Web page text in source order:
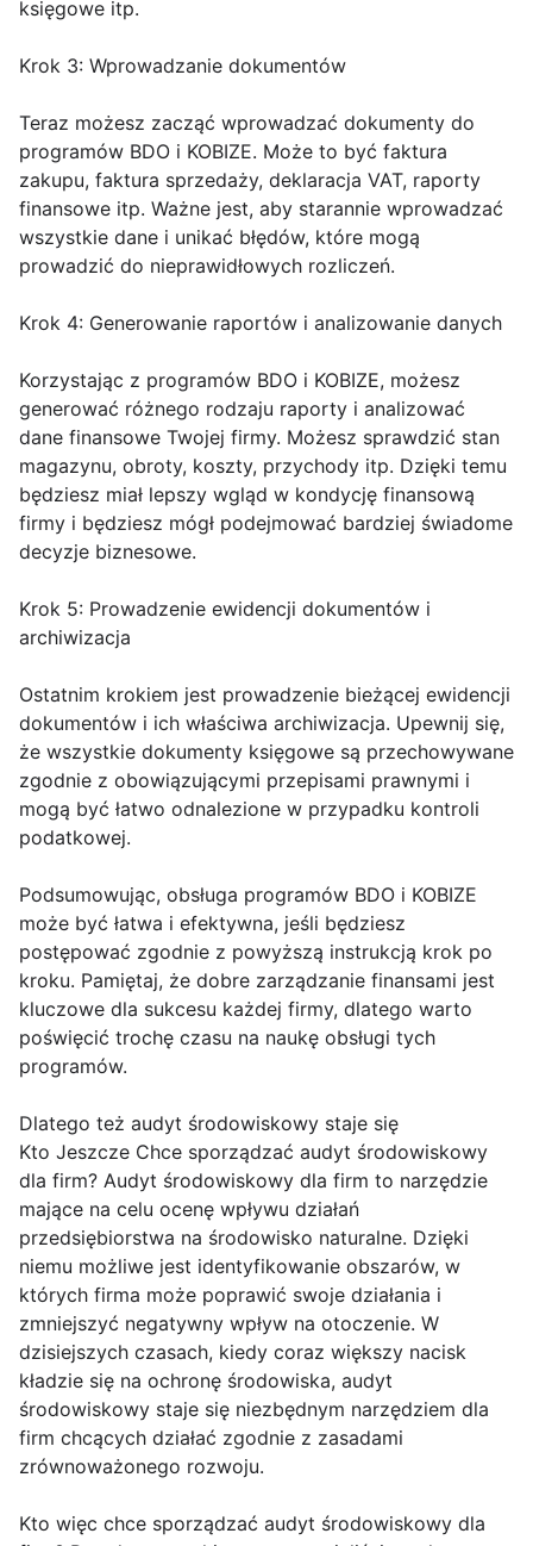
księgowe itp.
Krok 3: Wprowadzanie dokumentów
Teraz możesz zacząć wprowadzać dokumenty do
programów BDO i KOBIZE. Może to być faktura
zakupu, faktura sprzedaży, deklaracja VAT, raporty
finansowe itp. Ważne jest, aby starannie wprowadzać
wszystkie dane i unikać błędów, które mogą
prowadzić do nieprawidłowych rozliczeń.
Krok 4: Generowanie raportów i analizowanie danych
Korzystając z programów BDO i KOBIZE, możesz
generować różnego rodzaju raporty i analizować
dane finansowe Twojej firmy. Możesz sprawdzić stan
magazynu, obroty, koszty, przychody itp. Dzięki temu
będziesz miał lepszy wgląd w kondycję finansową
firmy i będziesz mógł podejmować bardziej świadome
decyzje biznesowe.
Krok 5: Prowadzenie ewidencji dokumentów i
archiwizacja
Ostatnim krokiem jest prowadzenie bieżącej ewidencji
dokumentów i ich właściwa archiwizacja. Upewnij się,
że wszystkie dokumenty księgowe są przechowywane
zgodnie z obowiązującymi przepisami prawnymi i
mogą być łatwo odnalezione w przypadku kontroli
podatkowej.
Podsumowując, obsługa programów BDO i KOBIZE
może być łatwa i efektywna, jeśli będziesz
postępować zgodnie z powyższą instrukcją krok po
kroku. Pamiętaj, że dobre zarządzanie finansami jest
kluczowe dla sukcesu każdej firmy, dlatego warto
poświęcić trochę czasu na naukę obsługi tych
programów.
Dlatego też audyt środowiskowy staje się
Kto Jeszcze Chce sporządzać audyt środowiskowy
dla firm? Audyt środowiskowy dla firm to narzędzie
mające na celu ocenę wpływu działań
przedsiębiorstwa na środowisko naturalne. Dzięki
niemu możliwe jest identyfikowanie obszarów, w
których firma może poprawić swoje działania i
zmniejszyć negatywny wpływ na otoczenie. W
dzisiejszych czasach, kiedy coraz większy nacisk
kładzie się na ochronę środowiska, audyt
środowiskowy staje się niezbędnym narzędziem dla
firm chcących działać zgodnie z zasadami
zrównoważonego rozwoju.
Kto więc chce sporządzać audyt środowiskowy dla